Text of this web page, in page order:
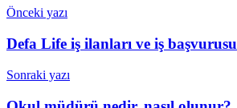
Önceki yazı
Defa Life iş ilanları ve iş başvurusu
Sonraki yazı